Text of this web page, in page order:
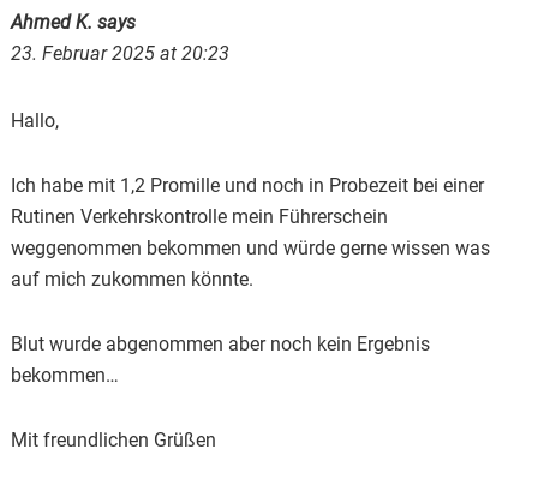
Ahmed K. says
23. Februar 2025 at 20:23
Hallo,
Ich habe mit 1,2 Promille und noch in Probezeit bei einer
Rutinen Verkehrskontrolle mein Führerschein
weggenommen bekommen und würde gerne wissen was
auf mich zukommen könnte.
Blut wurde abgenommen aber noch kein Ergebnis
bekommen…
Mit freundlichen Grüßen